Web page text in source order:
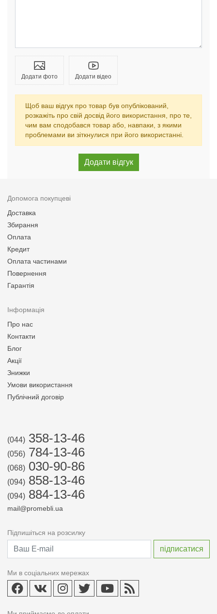
Додати фото Додати відео
Щоб ваш відгук про товар був опублікований,
розкажіть про свій досвід його використання, про те,
чим вам сподобався товар або, навпаки, з якими
проблемами ви зіткнулися при його використанні.
Допомога покупцеві
Доставка
Збирання
Оплата
Кредит
Оплата частинами
Повернення
Гарантія
Інформація
Про нас
Контакти
Блог
Акції
Знижки
Умови використання
Публічний договір
(044) 358-13-46
(056) 784-13-46
(068) 030-90-86
(094) 858-13-46
(094) 884-13-46
mail@promebli.ua
Підпишіться на розсилку
Ми в соціальних мережах